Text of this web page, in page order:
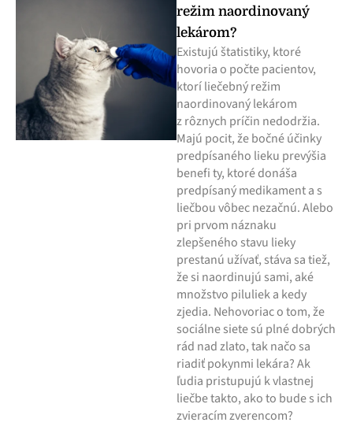
režim naordinovaný
lekárom?
Existujú štatistiky, ktoré
hovoria o počte pacientov,
ktorí liečebný režim
naordinovaný lekárom
z rôznych príčin nedodržia.
Majú pocit, že bočné účinky
predpísaného lieku prevýšia
benefi ty, ktoré donáša
predpísaný medikament a s
liečbou vôbec nezačnú. Alebo
pri prvom náznaku
zlepšeného stavu lieky
prestanú užívať, stáva sa tiež,
že si naordinujú sami, aké
množstvo piluliek a kedy
zjedia. Nehovoriac o tom, že
sociálne siete sú plné dobrých
rád nad zlato, tak načo sa
riadiť pokynmi lekára? Ak
ľudia pristupujú k vlastnej
liečbe takto, ako to bude s ich
zvieracím zverencom?